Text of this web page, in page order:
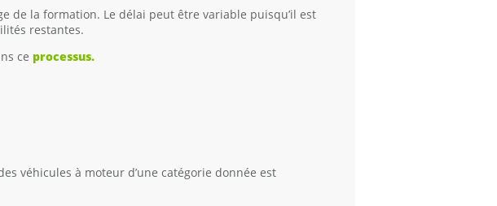
de la formation. Le délai peut être variable puisqu’il est
restantes.
ce processus.
véhicules à moteur d’une catégorie donnée est